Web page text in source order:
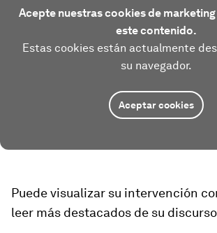
Acepte nuestras cookies de
este contenido.
Estas cookies están actualmente
su navegador.
Aceptar cookies
Puede visualizar su intervención
leer más destacados de su discurso